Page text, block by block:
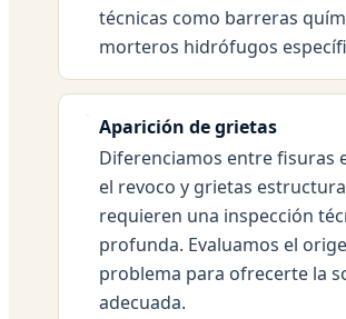
técnicas como barreras
morteros hidrófugos
Aparición de grietas
Diferenciamos entre fisuras
el revoco y grietas
requieren una inspección
profunda. Evaluamos el
problema para ofrecerte la
adecuada.